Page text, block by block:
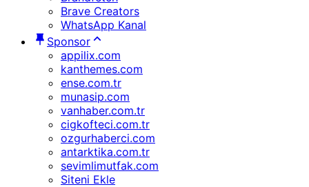
Brave Creators
WhatsApp Kanal
Sponsor
appilix.com
kanthemes.com
ense.com.tr
munasip.com
vanhaber.com.tr
cigkofteci.com.tr
ozgurhaberci.com
antarktika.com.tr
sevimlimutfak.com
Siteni Ekle